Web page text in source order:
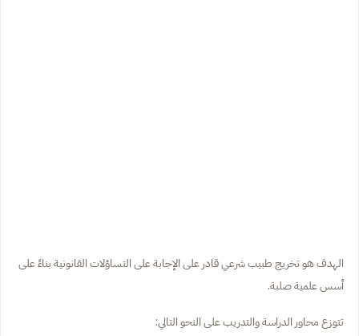
الهدف هو تخريج طبيب شرعي قادر على الإجابة على التساؤلات القانونية بناءً على
أسس علمية صلبة.
تتوزع محاور الدراسة والتدريب على النحو التالي: